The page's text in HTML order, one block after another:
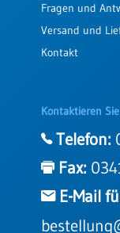
Fragen und
Versand und
Kontakt
Kontaktieren
Telefon:
Fax:
E-Mail